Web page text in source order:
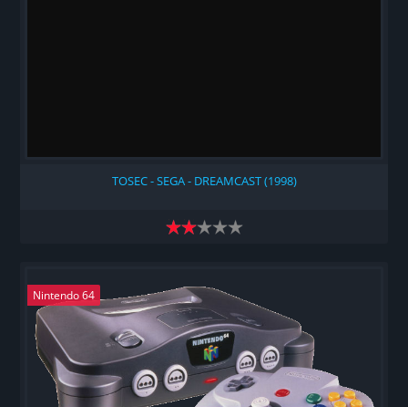
TOSEC - SEGA - DREAMCAST (1998)
Nintendo 64